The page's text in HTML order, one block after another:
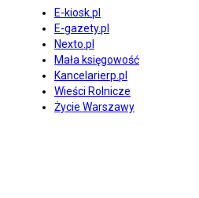
E-kiosk.pl
E-gazety.pl
Nexto.pl
Mała księgowość
Kancelarierp.pl
Wieści Rolnicze
Życie Warszawy